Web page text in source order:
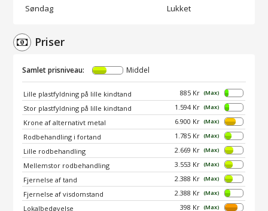
Søndag
Lukket
Priser
Samlet prisniveau: Middel
Lille plastfyldning på lille kindtand 885 Kr (Max)
Stor plastfyldning på lille kindtand 1.594 Kr (Max)
Krone af alternativt metal 6.900 Kr (Max)
Rodbehandling i fortand 1.785 Kr (Max)
Lille rodbehandling 2.669 Kr (Max)
Mellemstor rodbehandling 3.553 Kr (Max)
Fjernelse af tand 2.388 Kr (Max)
Fjernelse af visdomstand 2.388 Kr (Max)
Lokalbedøvelse 398 Kr (Max)